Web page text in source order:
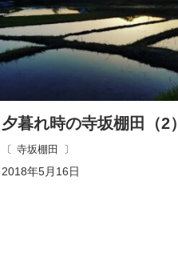
2018年5月16日
寺坂棚田
夕暮れ時の寺坂棚田（2）